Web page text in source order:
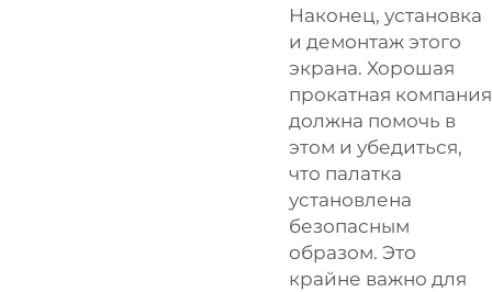
Наконец, установка
и демонтаж этого
экрана. Хорошая
прокатная компания
должна помочь в
этом и убедиться,
что палатка
установлена
безопасным
образом. Это
крайне важно для